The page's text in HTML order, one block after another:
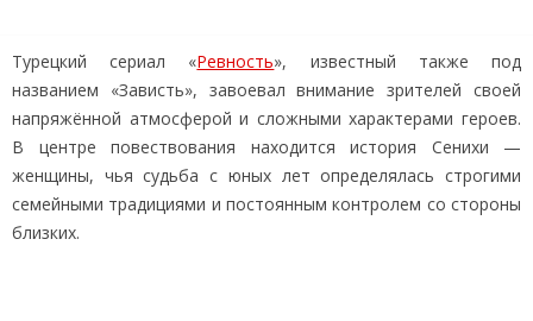
Турецкий сериал «Ревность», известный также под
названием «Зависть», завоевал внимание зрителей своей
напряжённой атмосферой и сложными характерами героев.
В центре повествования находится история Сенихи —
женщины, чья судьба с юных лет определялась строгими
семейными традициями и постоянным контролем со стороны
близких.